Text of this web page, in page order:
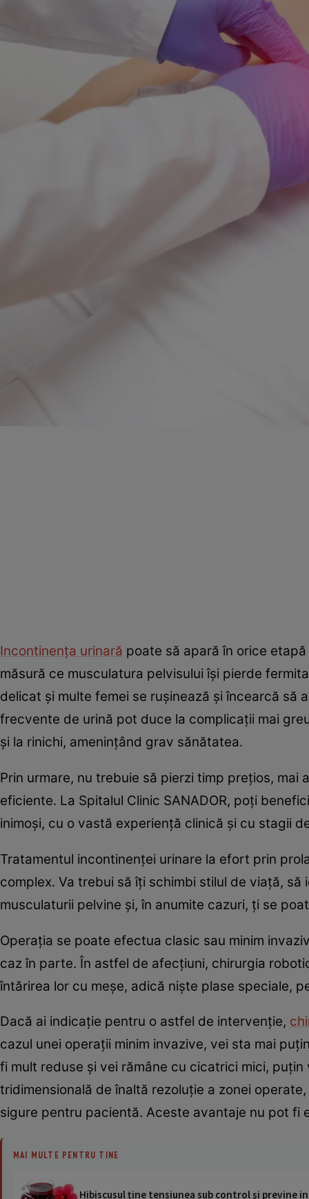
Incontinența urinară poate să apară în orice
măsură ce musculatura pelvisului își pierde
delicat și multe femei se rușinează și încearcă
frecvente de urină pot duce la complicații mai
și la rinichi, amenințând grav sănătatea.
Prin urmare, nu trebuie să pierzi timp prețios,
eficiente. La Spitalul Clinic SANADOR, poți
inimoși, cu o vastă experiență clinică și cu stagii
Tratamentul incontinenței urinare la efort prin
complex. Va trebui să îți schimbi stilul de viață,
musculaturii pelvine și, în anumite cazuri, ți se
Operația se poate efectua clasic sau minim
caz în parte. În astfel de afecțiuni, chirurgia
întărirea lor cu meșe, adică niște plase speciale,
Dacă ai indicație pentru o astfel de intervenție,
cazul unei operații minim invazive, vei sta mai
fi mult reduse și vei rămâne cu cicatrici mici,
tridimensională de înaltă rezoluție a zonei
sigure pentru pacientă. Aceste avantaje nu pot fi
MAI MULTE PENTRU TINE
Hibiscusul ţine tensiunea sub control şi previne